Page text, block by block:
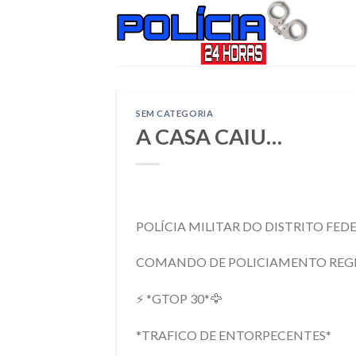
SEM CATEGORIA
A CASA CAIU…
POLÍCIA MILITAR DO DISTRITO
COMANDO DE POLICIAMENTO
⚡ *GTOP 30*🦅
*TRAFICO DE ENTORPECENTES*